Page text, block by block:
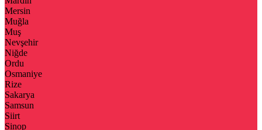
Mersin
Muğla
Muş
Nevşehir
Niğde
Ordu
Osmaniye
Rize
Sakarya
Samsun
Siirt
Sinop